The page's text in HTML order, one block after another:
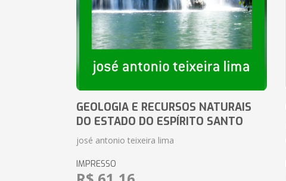
GEOLOGIA E RECURSOS NATURAIS
DO ESTADO DO ESPÍRITO SANTO
josé antonio teixeira lima
IMPRESSO